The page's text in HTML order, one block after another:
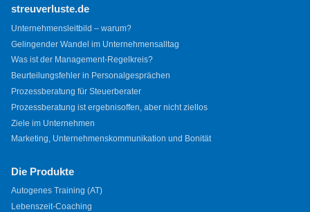
streuverluste.de
Unternehmensleitbild – warum?
Gelingender Wandel im Unternehmensalltag
Was ist der Management-Regelkreis?
Beurteilungsfehler in Personalgesprächen
Prozessberatung für Steuerberater
Prozessberatung ist ergebnisoffen, aber nicht ziellos
Ziele im Unternehmen
Marketing, Unternehmenskommunikation und Bonität
Die Produkte
Autogenes Training (AT)
Lebenszeit-Coaching